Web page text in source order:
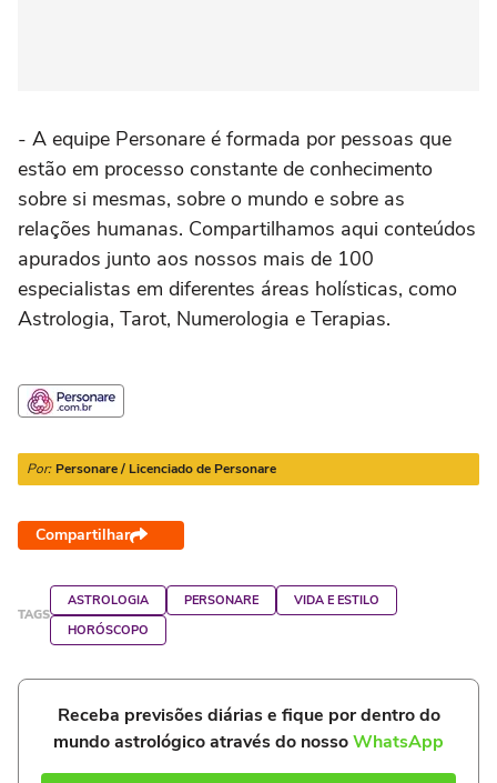
- A equipe Personare é formada por pessoas que
estão em processo constante de conhecimento
sobre si mesmas, sobre o mundo e sobre as
relações humanas. Compartilhamos aqui conteúdos
apurados junto aos nossos mais de 100
especialistas em diferentes áreas holísticas, como
Astrologia, Tarot, Numerologia e Terapias.
Por: Personare / Licenciado de Personare
Compartilhar
TAGS
ASTROLOGIA PERSONARE
VIDA E ESTILO
HORÓSCOPO
Receba previsões diárias e fique por dentro do
mundo astrológico através do nossoWhatsApp